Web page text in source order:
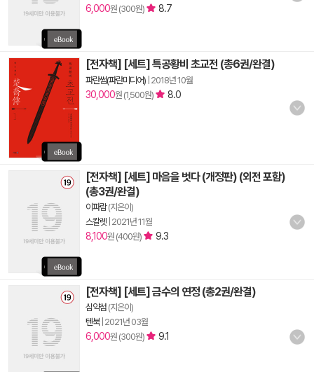
6,000원 (300원) 8.7
[전자책] [세트] 특공황비 초교전 (총6권/완결)
파란썸(파란미디어) 2018년 10월
30,000원 (1,500원) 8.0
[전자책] [세트] 마음을 벗다 (개정판) (외전 포함)
(총3권/완결)
이파람(지은이)
스칼렛 2021년 11월
8,100원 (400원) 9.3
[전자책] [세트] 금수의 연정 (총2권/완결)
심약섬 (지은이)
텐북| 2021년 03월
6,000원 (300원) 9.1